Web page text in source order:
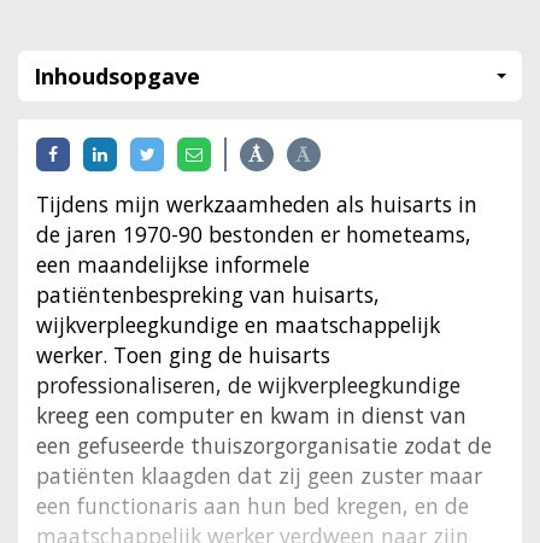
Inhoudsopgave
Tijdens mijn werkzaamheden als huisarts in
de jaren 1970-90 bestonden er hometeams,
een maandelijkse informele
patiëntenbespreking van huisarts,
wijkverpleegkundige en maatschappelijk
werker. Toen ging de huisarts
professionaliseren, de wijkverpleegkundige
kreeg een computer en kwam in dienst van
een gefuseerde thuiszorgorganisatie zodat de
patiënten klaagden dat zij geen zuster maar
een functionaris aan hun bed kregen, en de
maatschappelijk werker verdween naar zijn